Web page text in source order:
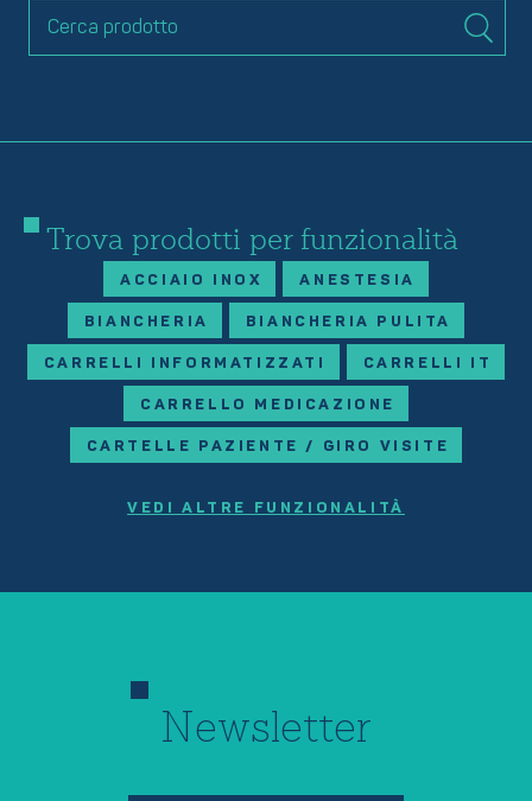
Trova prodotti per funzionalità
ACCIAIO INOX ANESTESIA
BIANCHERIA BIANCHERIA PULITA
CARRELLI INFORMATIZZATI CARRELLI IT
CARRELLO MEDICAZIONE
CARTELLE PAZIENTE / GIRO VISITE
VEDI ALTRE FUNZIONALITÀ
Newsletter